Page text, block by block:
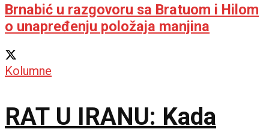
Brnabić u razgovoru sa Bratuom i Hilom
o unapređenju položaja manjina
Kolumne
RAT U IRANU: Kada